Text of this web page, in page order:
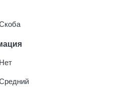
Нет